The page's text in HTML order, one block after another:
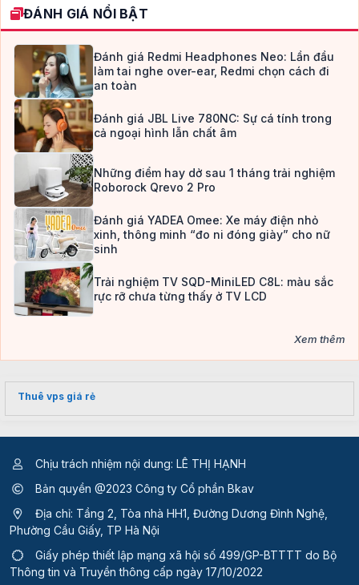
ĐÁNH GIÁ NỔI BẬT
Đánh giá Redmi Headphones Neo: Lần đầu
làm tai nghe over-ear, Redmi chọn cách đi
an toàn
Đánh giá JBL Live 780NC: Sự cá tính trong
cả ngoại hình lẫn chất âm
Những điểm hay dở sau 1 tháng trải nghiệm
Roborock Qrevo 2 Pro
Đánh giá YADEA Omee: Xe máy điện nhỏ
xinh, thông minh “đo ni đóng giày” cho nữ
sinh
Trải nghiệm TV SQD-MiniLED C8L: màu sắc
rực rỡ chưa từng thấy ở TV LCD
Xem thêm
Thuê vps giá rẻ
Chịu trách nhiệm nội dung: LÊ THỊ HẠNH
Bản quyền @2023 Công ty Cổ phần Bkav
Địa chỉ: Tầng 2, Tòa nhà HH1, Đường Dương Đình Nghệ,
Phường Cầu Giấy, TP Hà Nội
Giấy phép thiết lập mạng xã hội số 499/GP-BTTTT do Bộ
Thông tin và Truyền thông cấp ngày 17/10/2022